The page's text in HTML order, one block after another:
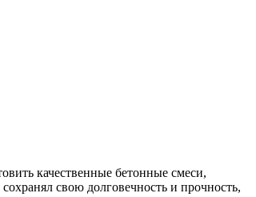
качественные бетонные смеси,
свою долговечность и прочность,